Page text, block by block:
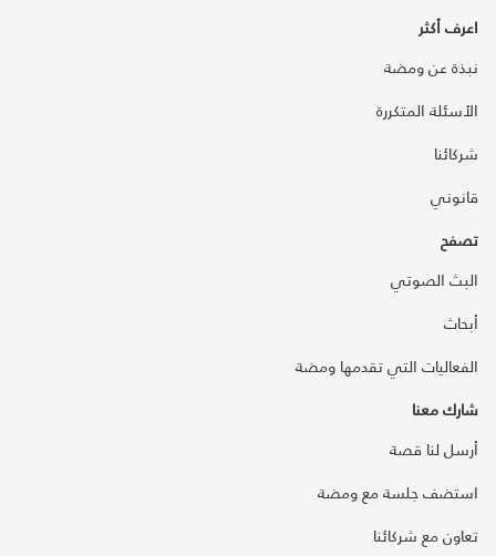
اعرف أكثر
نبذة عن ومضة
الأسئلة المتكررة
شركائنا
قانوني
تصفح
البث الصوتي
أبحاث
الفعاليات التي تقدمها ومضة
شارك معنا
أرسل لنا قصة
استضف جلسة مع ومضة
تعاون مع شركائنا